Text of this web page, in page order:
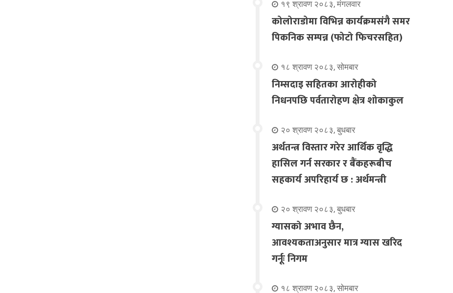
१९ श्रावण २०८३, मंगलवार
कोलोराडोमा विभिन्न कार्यक्रमसंगै समर
पिकनिक सम्पन्न (फोटो फिचरसहित)
१८ श्रावण २०८३, सोमबार
निम्सदाइ सहितका आरोहीको
निधनपछि पर्वतारोहण क्षेत्र शोकाकुल
२० श्रावण २०८३, बुधबार
अर्थतन्त्र विस्तार गरेर आर्थिक वृद्धि
हासिल गर्न सरकार र बैंकहरूबीच
सहकार्य अपरिहार्य छ : अर्थमन्त्री
२० श्रावण २०८३, बुधबार
ग्यासको अभाव छैन,
आवश्यकताअनुसार मात्र ग्यास खरिद
गर्नूः निगम
१८ श्रावण २०८३, सोमबार